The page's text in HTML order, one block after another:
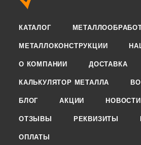
КАТАЛОГ
МЕТАЛЛОКОНСТРУКЦИИ
О КОМПАНИИ ДОСТАВКА
КАЛЬКУЛЯТОР МЕТАЛЛА
БЛОГ АКЦИИ НОВОСТИ
ОТЗЫВЫ РЕКВИЗИТЫ
ОПЛАТЫ